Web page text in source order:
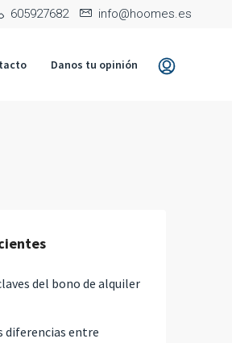
‭605927682‬ info@hoomes.es
Danos tu opinión
del bono de alquiler
diferencias entre